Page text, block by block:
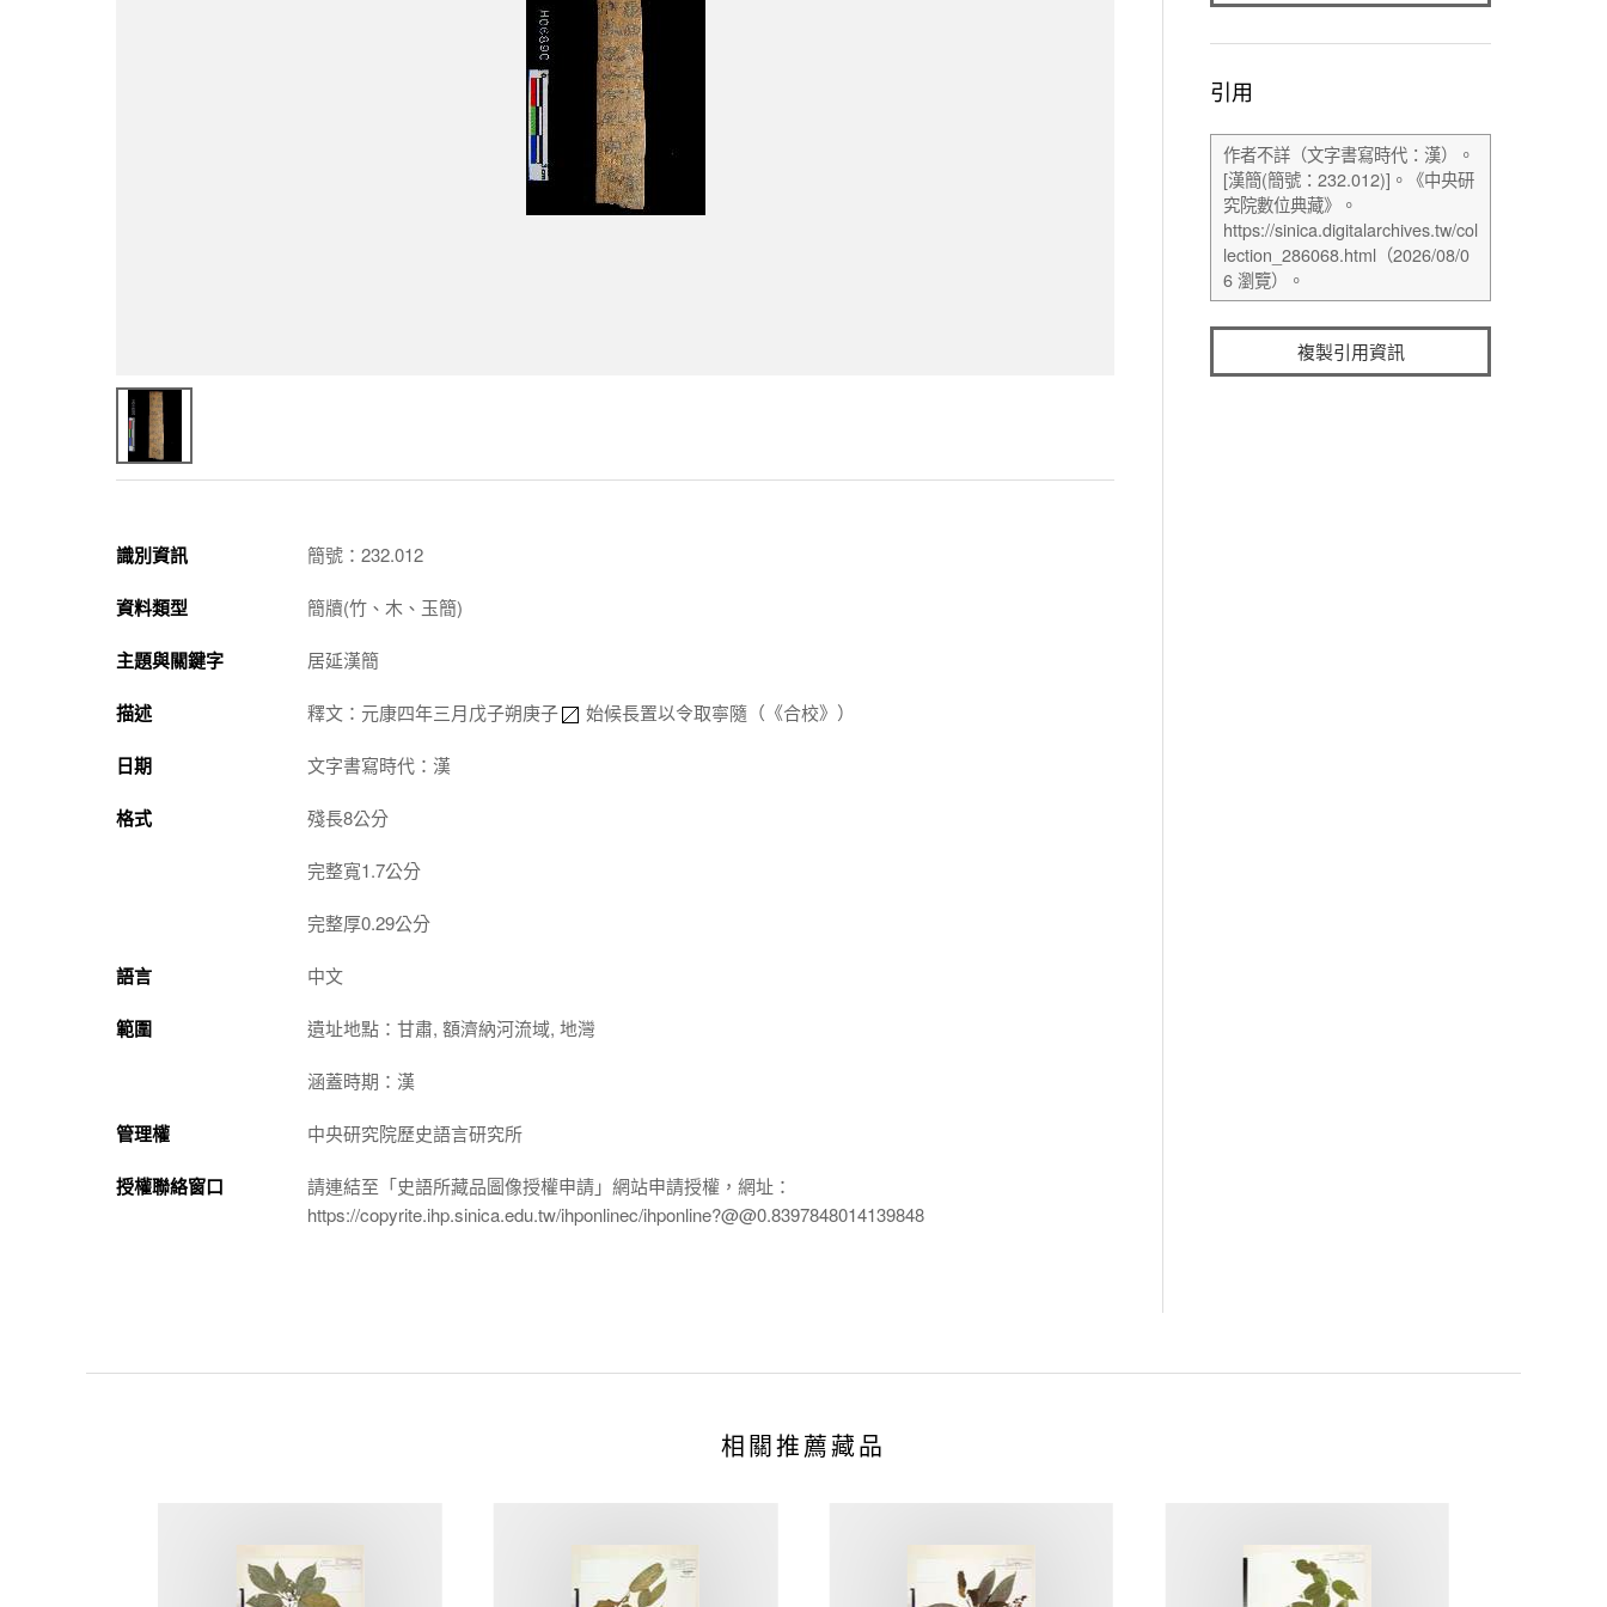
識別資訊 簡號：232.012
資料類型 簡牘(竹、木、玉簡)
主題與關鍵字 居延漢簡
描述 釋文：元康四年三月戊子朔庚子 始候長置以令取寧隨（《合校》）
日期 文字書寫時代：漢
格式 殘長8公分
完整寬1.7公分
完整厚0.29公分
語言 中文
範圍 遺址地點：甘肅, 額濟納河流域, 地灣
涵蓋時期：漢
管理權 中央研究院歷史語言研究所
授權聯絡窗口
請連結至「史語所藏品圖像授權申請」網站申請授權，網址：
https://copyrite.ihp.sinica.edu.tw/ihponlinec/ihponline?@@0.8397848014139848
引用
複製引用資訊
相關推薦藏品